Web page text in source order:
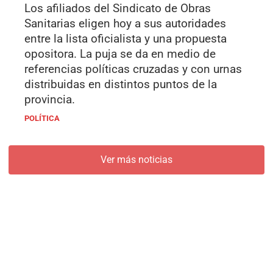
Los afiliados del Sindicato de Obras
Sanitarias eligen hoy a sus autoridades
entre la lista oficialista y una propuesta
opositora. La puja se da en medio de
referencias políticas cruzadas y con urnas
distribuidas en distintos puntos de la
provincia.
POLÍTICA
Ver más noticias